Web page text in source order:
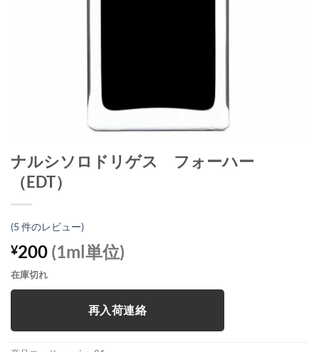
ナルシソロドリゲス フォーハー
（EDT）
(5 件のレビュー)
¥200 (1ml単位)
在庫切れ
再入荷連絡